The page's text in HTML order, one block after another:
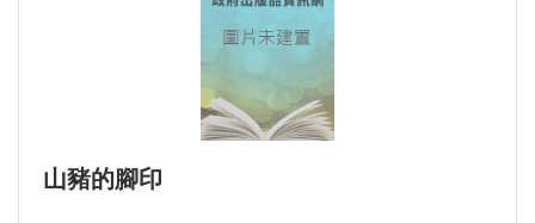
山豬的腳印